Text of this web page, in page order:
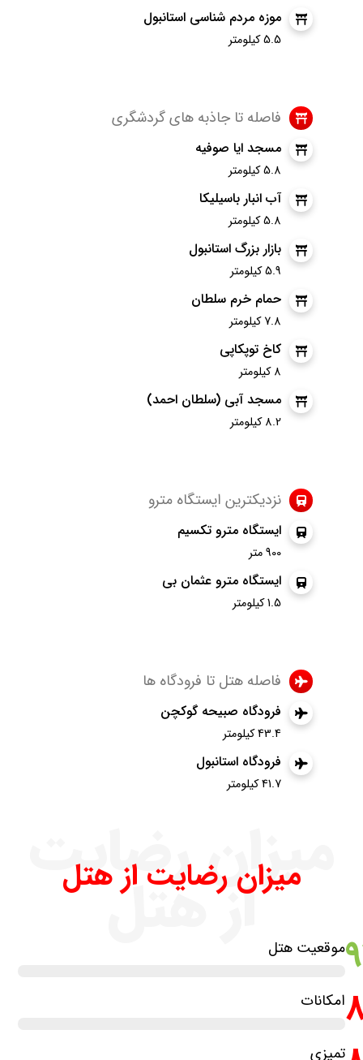
موزه مردم شناسی استانبول
5.5 کیلومتر
فاصله تا جاذبه های گردشگری
مسجد ایا صوفیه
5.8 کیلومتر
آب انبار باسیلیکا
5.8 کیلومتر
بازار بزرگ استانبول
5.9 کیلومتر
حمام خرم سلطان
7.8 کیلومتر
کاخ توپکاپی
8 کیلومتر
مسجد آبی (سلطان احمد)
8.2 کیلومتر
نزدیکترین ایستگاه مترو
ایستگاه مترو تکسیم
900 متر
ایستگاه مترو عثمان بی
1.5 کیلومتر
فاصله هتل تا فرودگاه ها
فرودگاه صبیحه گوکچن
43.4 کیلومتر
فرودگاه استانبول
41.7 کیلومتر
میزان رضایت
از هتل
میزان رضایت از هتل
موقعیت هتل
امکانات
تمیزی